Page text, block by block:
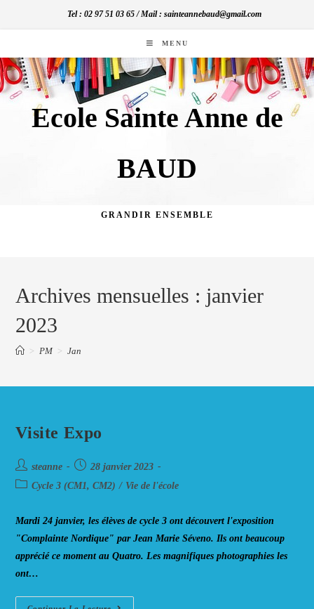
Tel : 02 97 51 03 65 / Mail : sainteannebaud@gmail.com
MENU
Ecole Sainte Anne de
BAUD
GRANDIR ENSEMBLE
Archives mensuelles : janvier
2023
> PM > Jan
Visite Expo
Auteur/autrice
de
steanne
Post
published:
28 janvier 2023
PostCycle 3 (CM1, CM2) / Vie de l'école
Mardi 24 janvier, les élèves de cycle 3 ont découvert l'exposition
"Complainte Nordique" par Jean Marie Séveno. Ils ont beaucoup
apprécié ce moment au Quatro. Les magnifiques photographies les
ont…